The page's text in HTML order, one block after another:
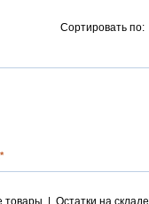
Сортировать по:
*
товары Остатки на складе